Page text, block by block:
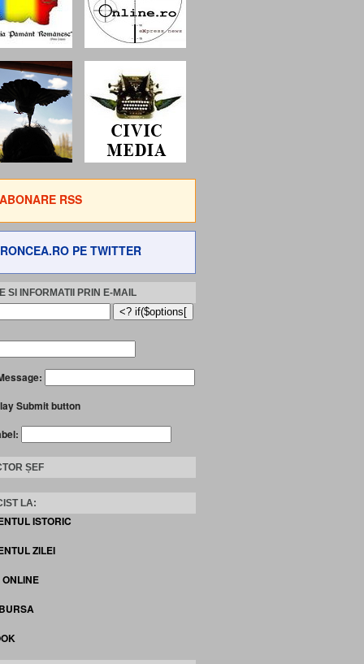
ABONARE RSS
RONCEA.RO PE TWITTER
SI INFORMATII PRIN E-MAIL
Submit button
ȘEF
LA:
ISTORIC
ZILEI